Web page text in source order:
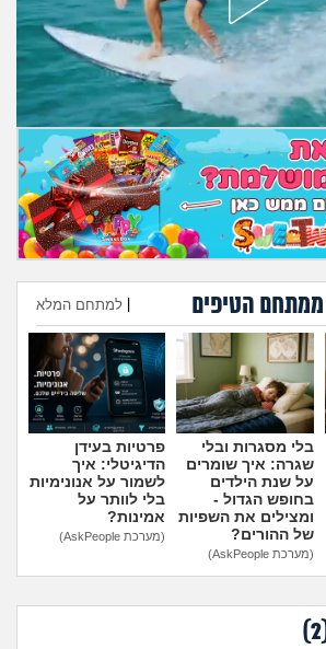
שומרים על הגוף
פיננסי וכלכלה
בין הסדינים
חיות מחמד
יוקר המחיה
ממתחם הטיפים למתחם המלא
הוספת טיפ
בלי מסגרות ובלי
שגרה: איך שומרים
על שנת הילדים
בחופש הגדול -
ומצילים את השפיות
של ההורים?
(מערכת AskPeople)
פרטיות בעידן
הדיגיטלי: איך
לשמור על אנונימיות
בלי לוותר על
אמינות?
(מערכת AskPeople)
2
)